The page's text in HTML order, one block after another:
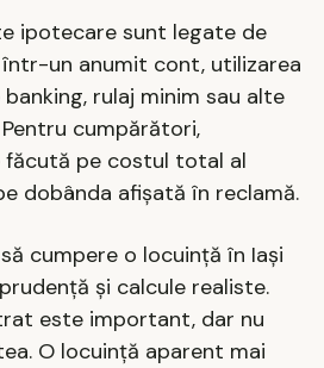
ipotecare sunt legate de
un anumit cont, utilizarea
rulaj minim sau alte
cumpărători,
pe costul total al
dobânda afișată în reclamă.
cumpere o locuință în Iași
și calcule realiste.
este important, dar nu
O locuință aparent mai